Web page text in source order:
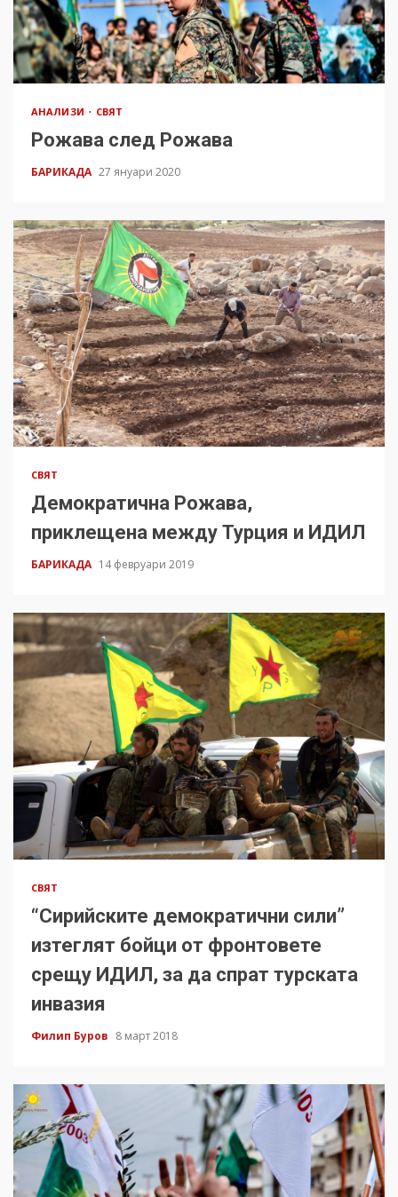
АНАЛИЗИ СВЯТ
Рожава след Рожава
БАРИКАДА 27 януари 2020
СВЯТ
Демократична Рожава,
приклещена между Турция и ИДИЛ
БАРИКАДА 14 февруари 2019
СВЯТ
“Сирийските демократични сили”
изтеглят бойци от фронтовете
срещу ИДИЛ, за да спрат турската
инвазия
Филип Буров 8 март 2018